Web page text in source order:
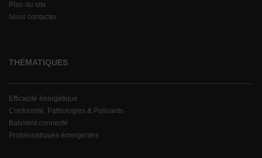
Plan du site
Nous contacter
THÉMATIQUES
Efficacité énergétique
Conformité, Pathologies & Polluants
Batiment connecté
Problématiques émergentes